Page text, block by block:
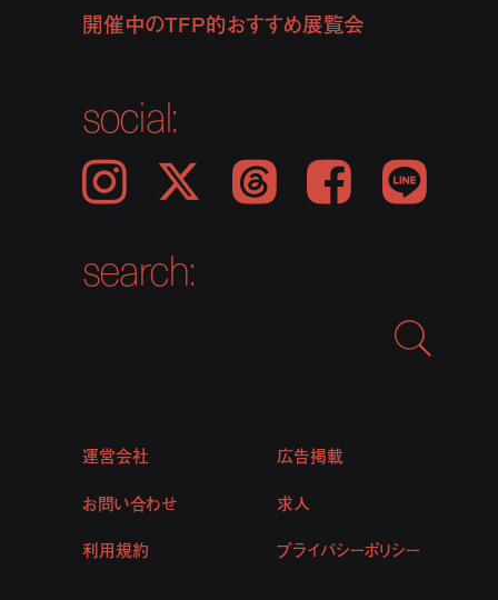
開催中のTFP的おすすめ展覧会
social:
Instagram 𝕏 Threads Facebook LINE
search:
運営会社
広告掲載
お問い合わせ
求人
利用規約
プライバシーポリシー